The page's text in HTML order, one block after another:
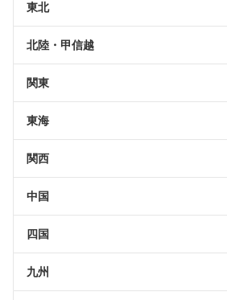
東北
北陸・甲信越
関東
東海
関西
中国
四国
九州